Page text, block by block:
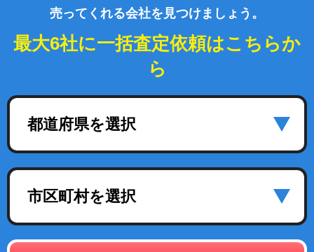
売ってくれる会社を見つけましょう。
最大6社に一括査定依頼はこちらか
ら
都道府県を選択
市区町村を選択